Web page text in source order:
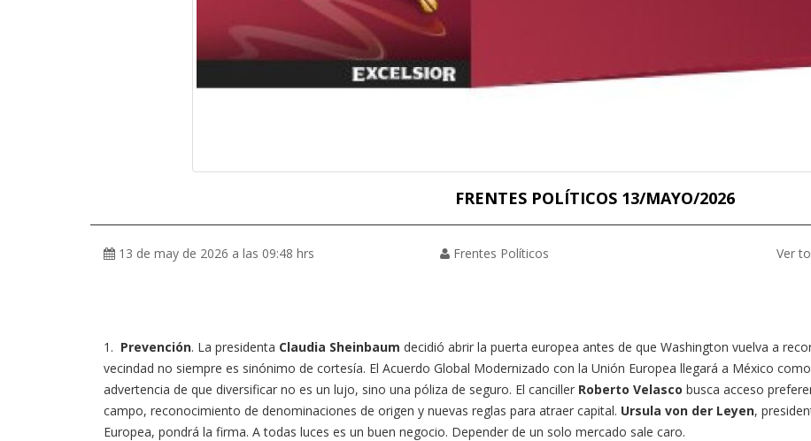
FRENTES POLÍTICOS 13/MAYO/2026
13 de may de 2026 a las 09:48 hrs Frentes Políticos Ver
1. Prevención. La presidenta Claudia Sheinbaum decidió abrir la puerta europea antes de que Washington vuelva a
vecindad no siempre es sinónimo de cortesía. El Acuerdo Global Modernizado con la Unión Europea llegará a México
advertencia de que diversificar no es un lujo, sino una póliza de seguro. El canciller Roberto Velasco busca acceso
campo, reconocimiento de denominaciones de origen y nuevas reglas para atraer capital. Ursula von der Leyen,
Europea, pondrá la firma. A todas luces es un buen negocio. Depender de un solo mercado sale caro.